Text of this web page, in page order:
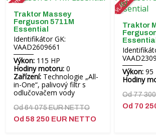
Traktor Massey
Ferguson 5711M
Essential
Identifikátor GK:
VAAD2609661
Výkon: 115 HP
Hodiny motoru: 0
Zařízení: Technologie „All-
in-One“, palivový filtr s
odlučovačem vody
Od 64 075 EUR NETTO
Od 58 250 EUR NETTO
Traktor
Essential
Výkon: 95
Hodiny
Od 77
Od 70